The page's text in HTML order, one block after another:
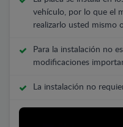
vehículo, por lo que el
realizarlo usted mismo
Para la instalación no
modificaciones
La instalación no